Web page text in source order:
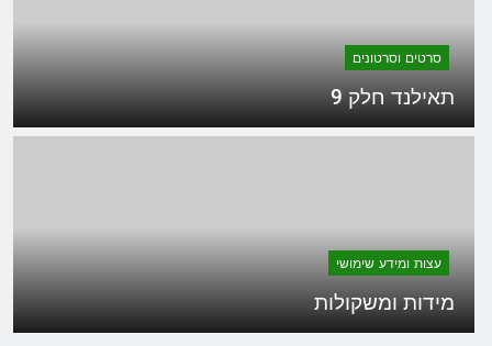
סרטים וסרטונים
תאילנד חלק 9
עצות ומידע שימושי
מידות ומשקולות